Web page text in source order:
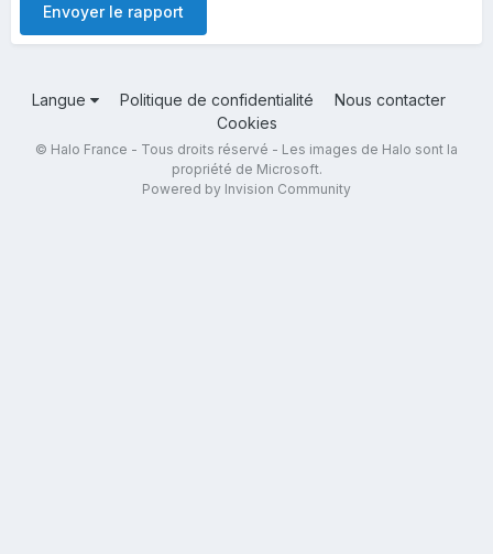
Envoyer le rapport
Langue Politique de confidentialité
Nous contacter
Cookies
© Halo France - Tous droits réservé - Les images de Halo sont la
propriété de Microsoft.
Powered by Invision Community